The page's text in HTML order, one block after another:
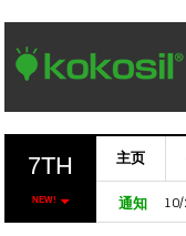
7TH
NEW!
主页
通知